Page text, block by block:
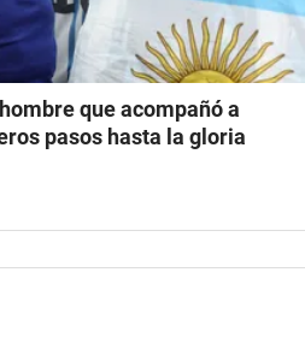
que acompañó a
pasos hasta la gloria